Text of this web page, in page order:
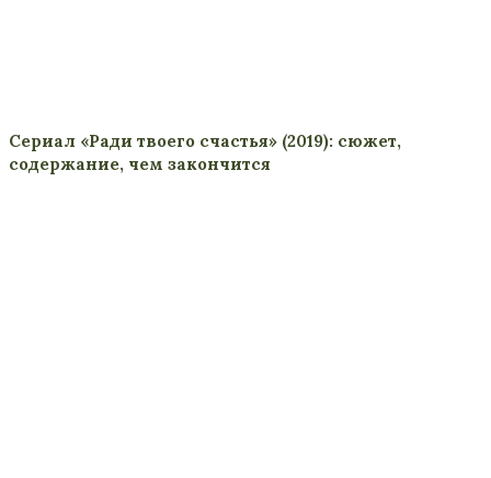
Сериал «Ради твоего счастья» (2019): сюжет,
содержание, чем закончится